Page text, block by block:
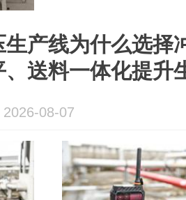
生产线为什么选择
、送料一体化提升
08-07